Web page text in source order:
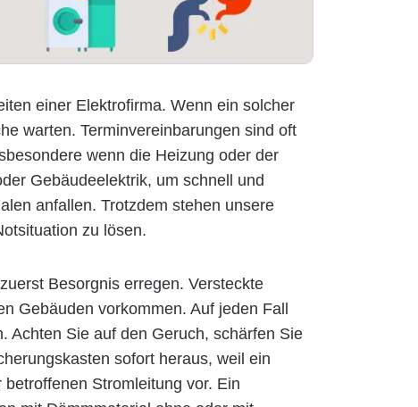
einer Elektrofirma. Wenn ein solcher
warten. Terminvereinbarungen sind oft
wenn die Heizung oder der
Gebäudeelektrik, um schnell und
anfallen. Trotzdem stehen unsere
zu lösen.
Besorgnis erregen. Versteckte
Gebäuden vorkommen. Auf jeden Fall
Achten Sie auf den Geruch, schärfen Sie
sofort heraus, weil ein
Stromleitung vor. Ein